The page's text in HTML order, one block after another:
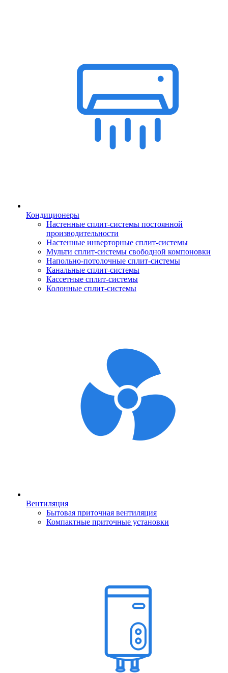
Кондиционеры
Настенные сплит-системы постоянной
производительности
Настенные инверторные сплит-системы
Мульти сплит-системы свободной компоновки
Напольно-потолочные сплит-системы
Канальные сплит-системы
Кассетные сплит-системы
Колонные сплит-системы
Вентиляция
Бытовая приточная вентиляция
Компактные приточные установки